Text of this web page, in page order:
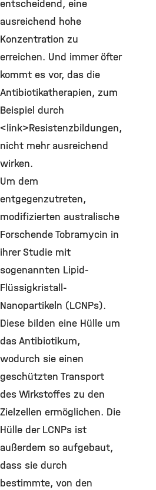
entscheidend, eine
ausreichend hohe
Konzentration zu
erreichen. Und immer öfter
kommt es vor, das die
Antibiotikatherapien, zum
Beispiel durch
<link>Resistenzbildungen,
nicht mehr ausreichend
wirken.
Um dem
entgegenzutreten,
modifizierten australische
Forschende Tobramycin in
ihrer Studie mit
sogenannten Lipid-
Flüssigkristall-
Nanopartikeln (LCNPs).
Diese bilden eine Hülle um
das Antibiotikum,
wodurch sie einen
geschützten Transport
des Wirkstoffes zu den
Zielzellen ermöglichen. Die
Hülle der LCNPs ist
außerdem so aufgebaut,
dass sie durch
bestimmte, von den